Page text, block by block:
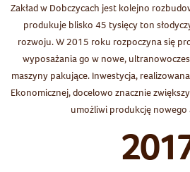
Zakład w Dobczycach jest kolejno
produkuje blisko 45 tysięcy ton
rozwoju. W 2015 roku rozpoczyna się
wyposażania go w nowe,
maszyny pakujące. Inwestycja,
Ekonomicznej, docelowo znacznie
umożliwi produkcję